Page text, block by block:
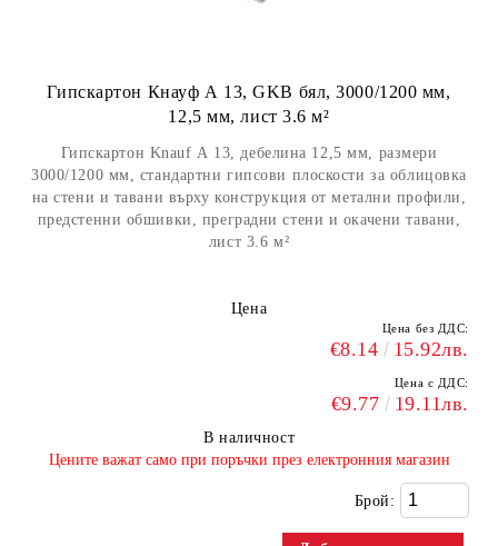
Гипскартон Кнауф А 13, GKB бял, 3000/1200 мм,
12,5 мм, лист 3.6 м²
Гипскартон Knauf А 13, дебелина 12,5 мм, размери
3000/1200 мм, стандартни гипсови плоскости за облицовка
на стени и тавани върху конструкция от метални профили,
предстенни обшивки, преградни стени и окачени тавани,
лист 3.6 м²
Цена
Цена без ДДС:
€8.14 15.92лв.
Цена с ДДС:
€9.77 19.11лв.
В наличност
​Цените важат само при поръчки през електронния магазин
Брой: